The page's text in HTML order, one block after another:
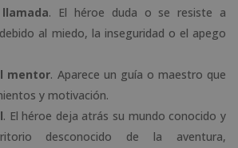
. El héroe duda o se resiste a
al miedo, la inseguridad o el apego
mentor. Aparece un guía o maestro que
y motivación.
. El héroe deja atrás su mundo conocido y
desconocido de la aventura,